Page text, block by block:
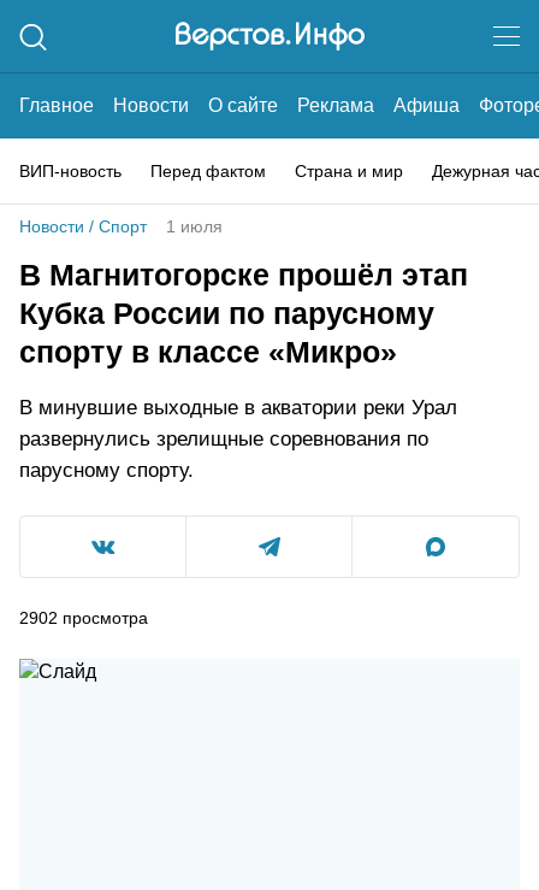
Главное Новости О сайте Реклама Афиша
ВИП-новость Перед фактом Страна и мир Дежурная
Новости / Спорт 1 июля
В Магнитогорске прошёл этап
Кубка России по парусному
спорту в классе «Микро»
В минувшие выходные в акватории реки Урал
развернулись зрелищные соревнования по
парусному спорту.
2902 просмотра